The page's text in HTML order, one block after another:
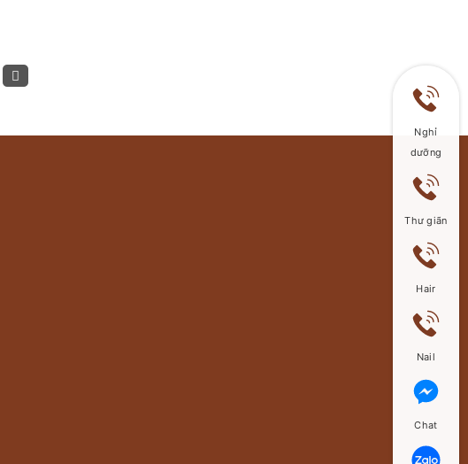
Nghỉ
dưỡng
Thư giãn
Hair
Nail
Chat